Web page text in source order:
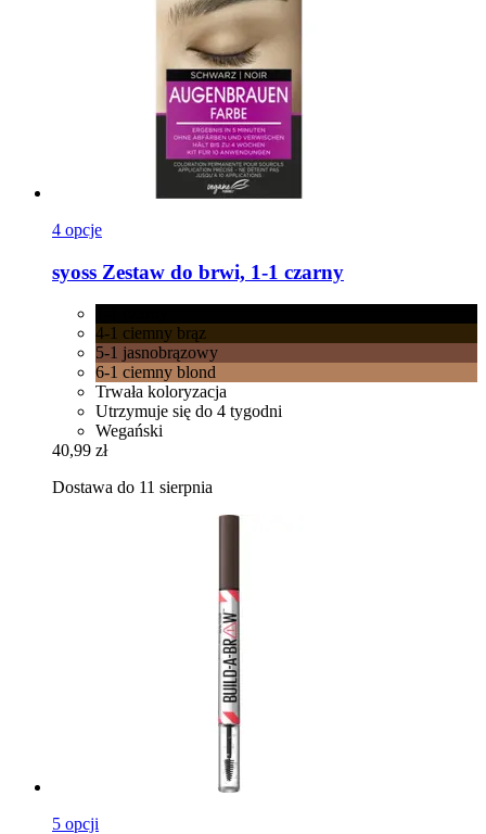
4 opcje
syoss Zestaw do brwi, 1-​1 czarny
4-1 ciemny brąz
5-1 jasnobrązowy
6-1 ciemny blond
Trwała koloryzacja
Utrzymuje się do 4 tygodni
Wegański
40,99 zł
Dostawa do 11 sierpnia
5 opcji